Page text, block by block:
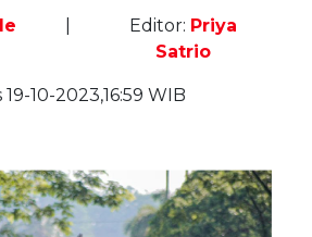
Editor: Priya
Satrio
19-10-2023,16:59 WIB